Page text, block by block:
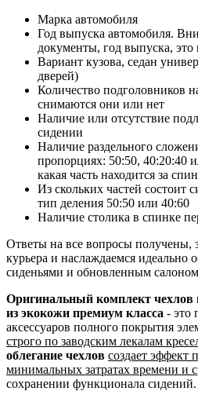
Марка автомобиля
Год выпуска автомобиля.
документы, год выпуска,
Вариант кузова, седан
дверей)
Количество подголовников
снимаются они или нет
Наличие или отсутствие
сидении
Наличие раздельного
пропорциях: 50:50, 40:20:40
какая часть находится за
Из скольких частей состоит
тип деления 50:50 или 40:60
Наличие столика в спинке
Ответы на все вопросы получены,
курьера и наслаждаемся идеально
сиденьями и обновленным
Оригинальный комплект чехлов
из экокожи премиум класса - это
аксессуаров полного покрытия
строго по заводским лекалам
облегание чехлов создает эффект
минимальных затратах времени и
сохранении функционала сидений.